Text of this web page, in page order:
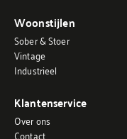
Woonstijlen
Sober & Stoer
Vintage
Industrieel
Klantenservice
Over ons
Contact